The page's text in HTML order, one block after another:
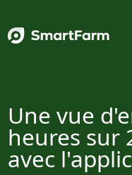
Une vue
heures sur
avec